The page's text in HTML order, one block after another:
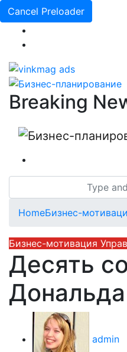
Cancel Preloader
Breaking
HomeБизнес-
Бизнес-мотивация
Десять
admin